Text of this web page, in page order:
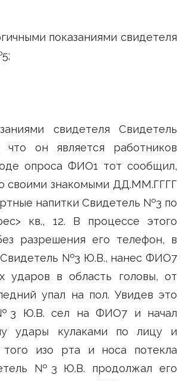
показаниями свидетеля
свидетеля Свидетель
он является работников
опроса ФИО1 тот сообщил,
своими знакомыми ДД.ММ.ГГГГ
напитки Свидетель №3 по
кв., 12. В процессе этого
разрешения его телефон, в
Свидетель №3 Ю.В., нанес ФИО7
ударов в область головы, от
упал на пол. Увидев это
Ю.В. сел на ФИО7 и начал
удары кулаками по лицу и
изо рта и носа потекла
№3 Ю.В. продолжал его